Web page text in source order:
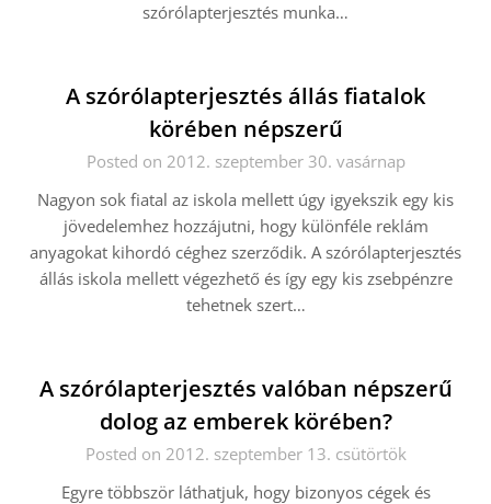
szórólapterjesztés munka…
A szórólapterjesztés állás fiatalok
körében népszerű
Posted on 2012. szeptember 30. vasárnap
Nagyon sok fiatal az iskola mellett úgy igyekszik egy kis
jövedelemhez hozzájutni, hogy különféle reklám
anyagokat kihordó céghez szerződik. A szórólapterjesztés
állás iskola mellett végezhető és így egy kis zsebpénzre
tehetnek szert…
A szórólapterjesztés valóban népszerű
dolog az emberek körében?
Posted on 2012. szeptember 13. csütörtök
Egyre többször láthatjuk, hogy bizonyos cégek és